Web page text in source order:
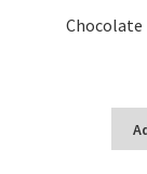
Chocolate